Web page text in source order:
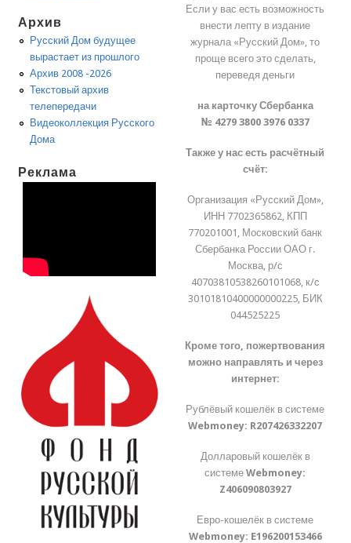
Архив
Русский Дом будущее
вырастает из прошлого
Архив 2008 -2026
Текстовый архив
телепередачи
Видеоколлекция Русского
Дома
Реклама
Если у вас есть возможность
внести лепту в издание
журнала «Русский Дом», то
проще всего это сделать,
переведя деньги
на карточку Сбербанка
№ 4279 3800 3976 0337
Также у нас есть расчётный
счёт:
Организация «Русский Дом»,
ИНН 7702365862, КПП
770201001, Московский банк
Сбербанка России ОАО г.
Москва, р/с
40703810538260101068, к/с
30101810400000000225, БИК
044525225
Кроме того, пожертвования
можно направлять и через
интернет:
Рублёвый кошелёк в системе
Webmoney: R207426332207
Долларовый кошелёк в
системеWebmoney:
Z406090803927
Евро-кошелёк в системе
Webmoney: E196200153466